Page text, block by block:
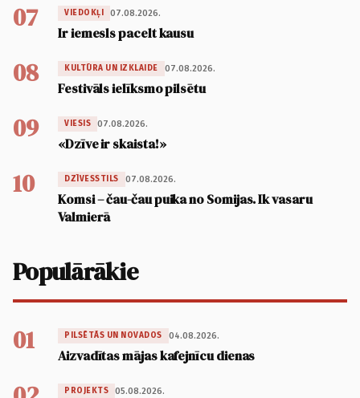
07 VIEDOKĻI 07.08.2026.
Ir iemesls pacelt kausu
08 KULTŪRA UN IZKLAIDE 07.08.2026.
Festivāls ielīksmo pilsētu
09 VIESIS 07.08.2026.
«Dzīve ir skaista!»
10 DZĪVESSTILS 07.08.2026.
Komsi – čau-čau puika no Somijas. Ik vasaru
Valmierā
Populārākie
01 PILSĒTĀS UN NOVADOS 04.08.2026.
Aizvadītas mājas kafejnīcu dienas
PROJEKTS 05.08.2026.